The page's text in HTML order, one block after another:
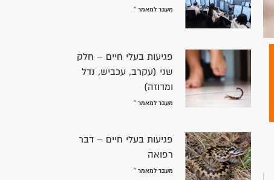
מעבר למאמר »
פגיעות בעלי חיים – חלק
שני (עקרב, עכביש, נדל
ומדוזה)
מעבר למאמר »
פגיעות בעלי חיים – דבר
רפואה
מעבר למאמר »